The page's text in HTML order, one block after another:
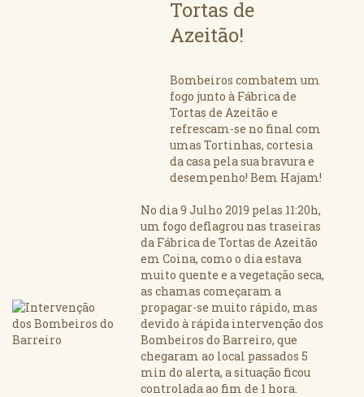
Tortas de
Azeitão!
Bombeiros combatem um
fogo junto à Fábrica de
Tortas de Azeitão e
refrescam-se no final com
umas Tortinhas, cortesia
da casa pela sua bravura e
desempenho! Bem Hajam!
No dia 9 Julho 2019 pelas 11:20h,
um fogo deflagrou nas traseiras
da Fábrica de Tortas de Azeitão
em Coina, como o dia estava
muito quente e a vegetação seca,
as chamas começaram a
propagar-se muito rápido, mas
devido à rápida intervenção dos
Bombeiros do Barreiro, que
chegaram ao local passados 5
min do alerta, a situação ficou
controlada ao fim de 1 hora.